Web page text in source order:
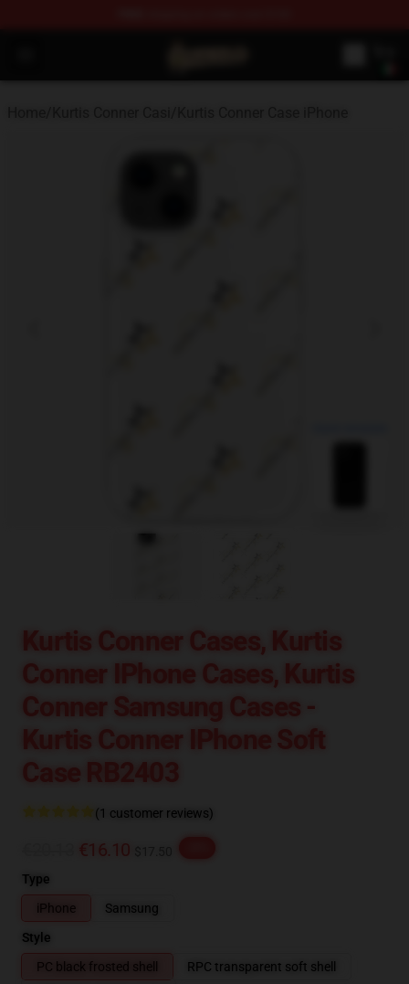
Kurtis Conner Store - Official Kurtis Conner Merchandise
Kurtis Conner Cases, Kurtis
Conner IPhone Cases, Kurtis
Conner Samsung Cases -
Kurtis Conner IPhone Soft
Case RB2403
(1 customer reviews)
€16.10
Type
iPhone
Samsung
Style
PC black frosted shell
RPC transparent soft shell